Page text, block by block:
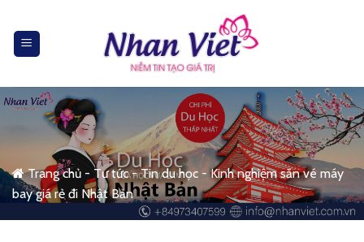
content
Trang chủ - Tư tức -Tin du học - Kinh nghiệm săn vé máy
bay giá rẻ đi Nhật Bản